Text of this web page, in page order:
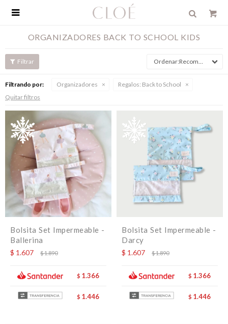

ORGANIZADORES BACK TO SCHOOL KIDS
Recomendados
Filtrando por: Organizadores Regalos: Back to School
Quitar filtros
Bolsita Set Impermeable -
Ballerina
$ 1.607 $1.890
$ 1.366
$ 1.446
Bolsita Set Impermeable -
Darcy
$ 1.607 $1.890
$ 1.366
$ 1.446